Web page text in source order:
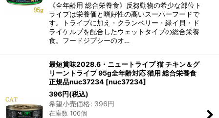
《全年齢用 総合栄養食》反芻動物の希少な部位ト
ライプは栄養価と嗜好性の高いスーパーフードで
す。トライプに加え・クランベリー・緑イ貝・ド
ライケルプを配合したウェットタイプの総合栄養
食。フードジプシーのオ…
最短賞味2028.6・ニュートライプ 猫 チキン＆グ
リーントライプ 95g全年齢対応 猫用 総合栄養食
正規品nuc37234 [nuc37234]
396円(税込)
希望小売価格: 396円
在庫数 106個